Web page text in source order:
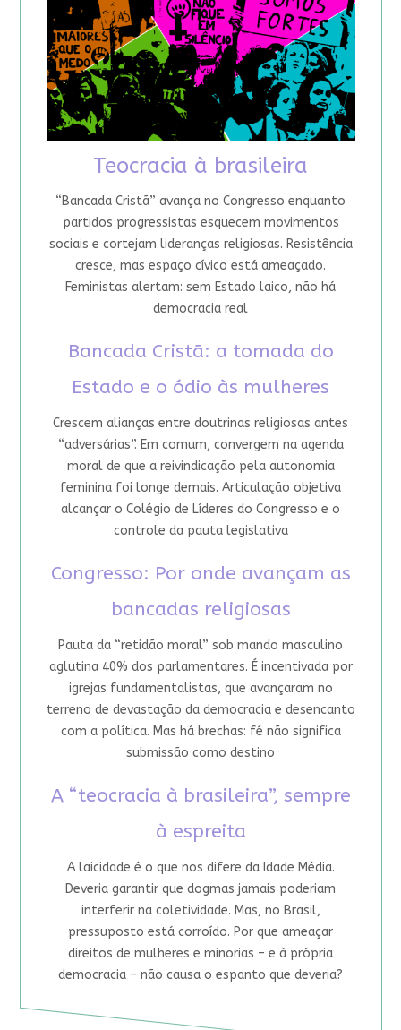
Teocracia à brasileira
“Bancada Cristã” avança no Congresso enquanto
partidos progressistas esquecem movimentos
sociais e cortejam lideranças religiosas. Resistência
cresce, mas espaço cívico está ameaçado.
Feministas alertam: sem Estado laico, não há
democracia real
Bancada Cristã: a tomada do
Estado e o ódio às mulheres
Crescem alianças entre doutrinas religiosas antes
“adversárias”. Em comum, convergem na agenda
moral de que a reivindicação pela autonomia
feminina foi longe demais. Articulação objetiva
alcançar o Colégio de Líderes do Congresso e o
controle da pauta legislativa
Congresso: Por onde avançam as
bancadas religiosas
Pauta da “retidão moral” sob mando masculino
aglutina 40% dos parlamentares. É incentivada por
igrejas fundamentalistas, que avançaram no
terreno de devastação da democracia e desencanto
com a política. Mas há brechas: fé não significa
submissão como destino
A “teocracia à brasileira”, sempre
à espreita
A laicidade é o que nos difere da Idade Média.
Deveria garantir que dogmas jamais poderiam
interferir na coletividade. Mas, no Brasil,
pressuposto está corroído. Por que ameaçar
direitos de mulheres e minorias – e à própria
democracia – não causa o espanto que deveria?